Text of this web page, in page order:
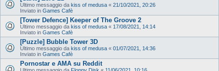
Ultimo messaggio da kiss of medusa « 21/10/2021, 20:26
Inviato in Games Cafè
[Tower Defence] Keeper of The Groove 2
Ultimo messaggio da kiss of medusa « 17/08/2021, 14:14
Inviato in Games Cafè
[Puzzle] Bubble Tower 3D
Ultimo messaggio da kiss of medusa « 01/07/2021, 14:36
Inviato in Games Cafè
Pornostar e AMA su Reddit
Ultimo messaggio da Floppy Disk « 11/06/2021, 10:16